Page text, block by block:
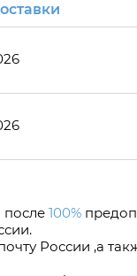
после 100%
России ,а